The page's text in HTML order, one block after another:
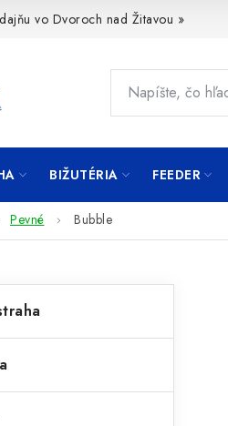
vo Dvoroch nad Žitavou »
BIŽUTÉRIA FEEDER
Pevné Bubble